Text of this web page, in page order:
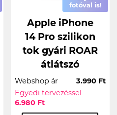
fotóval is!
Apple iPhone
14 Pro szilikon
tok gyári ROAR
átlátszó
Webshop ár
3.990 Ft
Egyedi tervezéssel
6.980 Ft